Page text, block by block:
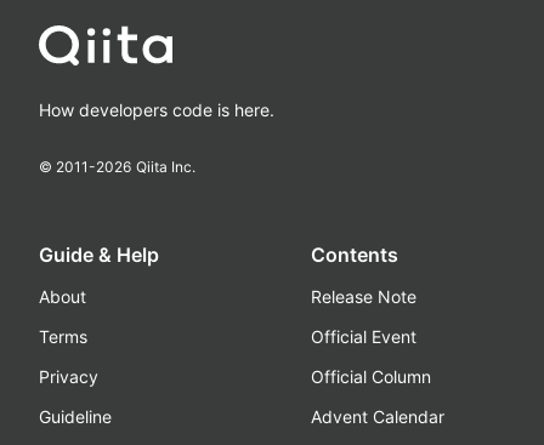
How developers code is here.
© 2011-2026 Qiita Inc.
Guide & Help
About
Terms
Privacy
Guideline
Contents
Release Note
Official Event
Official Column
Advent Calendar